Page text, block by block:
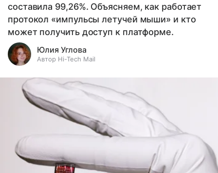
составила 99,26%. Объясняем, как работает
протокол «импульсы летучей мыши» и кто
может получить доступ к платформе.
Юлия Углова
Автор Hi-Tech Mail